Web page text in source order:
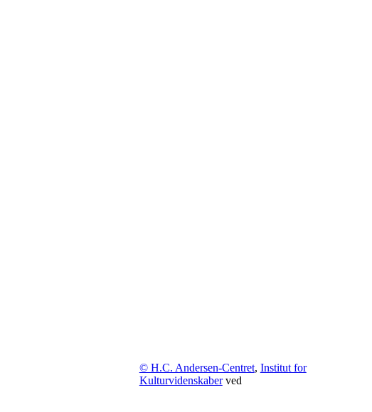
© H.C. Andersen-Centret, Institut for
Kulturvidenskaberved